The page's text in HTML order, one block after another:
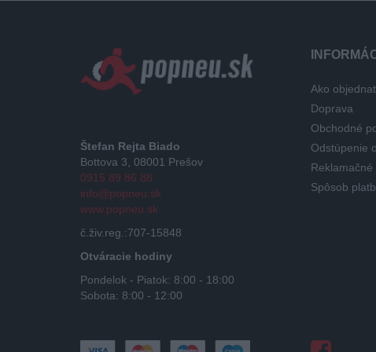
Štefan Rejta Biado
Bottova 3, 08001 Prešov
0915 89 86 88
info@popneu.sk
www.popneu.sk
č.živ.reg.:707-15848
Otváracie hodiny
Pondelok - Piatok: 8:00 - 18:00
Sobota: 8:00 - 12:00
Ako
Doprava
Obchodné
Odstúpenie
Spôsob